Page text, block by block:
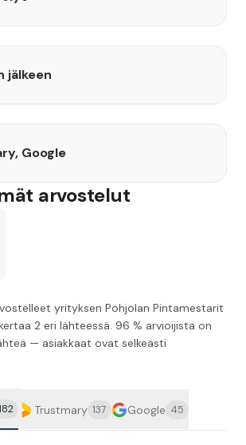
jälkeen
Google
arvostelut
yrityksen Pohjolan Pintamestarit
2 eri lähteessä. 96 % arvioijista on
— asiakkaat ovat selkeästi
Trustmary 137 Google 45